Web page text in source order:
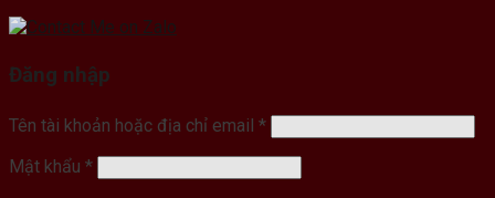
Đăng nhập
Tên tài khoản hoặc địa chỉ email *
Mật khẩu *